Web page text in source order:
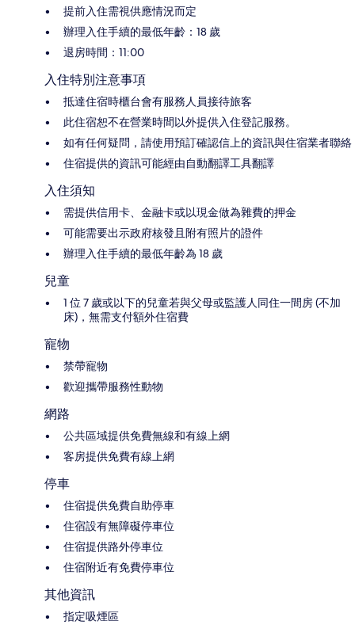
提前入住需視供應情況而定
辦理入住手續的最低年齡：18 歲
退房時間：11:00
入住特別注意事項
抵達住宿時櫃台會有服務人員接待旅客
此住宿恕不在營業時間以外提供入住登記服務。
如有任何疑問，請使用預訂確認信上的資訊與住宿業者聯絡
住宿提供的資訊可能經由自動翻譯工具翻譯
入住須知
需提供信用卡、金融卡或以現金做為雜費的押金
可能需要出示政府核發且附有照片的證件
辦理入住手續的最低年齡為 18 歲
兒童
1 位 7 歲或以下的兒童若與父母或監護人同住一間房 (不加
床)，無需支付額外住宿費
寵物
禁帶寵物
歡迎攜帶服務性動物
網路
公共區域提供免費無線和有線上網
客房提供免費有線上網
停車
住宿提供免費自助停車
住宿設有無障礙停車位
住宿提供路外停車位
住宿附近有免費停車位
其他資訊
指定吸煙區